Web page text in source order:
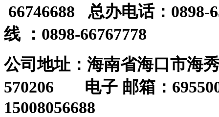
66746688 总办电话：0898-
线 ：0898-66767778
公司地址：海南省海口市
570206 电子 邮箱：
15008056688